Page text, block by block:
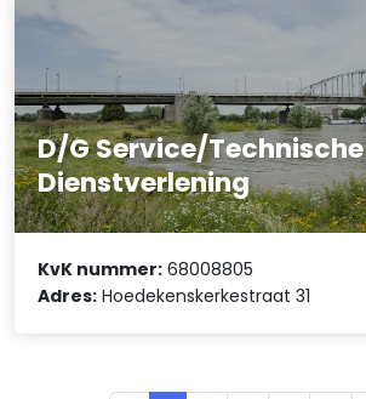
D/G Service/Technische
Dienstverlening
KvK nummer: 68008805
Adres: Hoedekenskerkestraat 31